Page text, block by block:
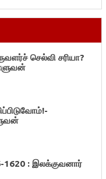
செல்வி சரியா?
1620 : இலக்குவனார்